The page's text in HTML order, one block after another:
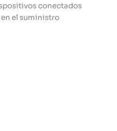
conectados
el suministro